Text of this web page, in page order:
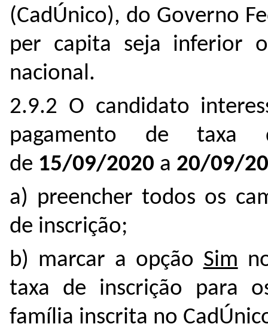
(CadÚnico), do Governo
per capita seja inferior
nacional.
2.9.2 O candidato
pagamento de taxa
de 15/09/2020 a 20/09/
a) preencher todos os
de inscrição;
b) marcar a opção Sim
taxa de inscrição para
família inscrita no